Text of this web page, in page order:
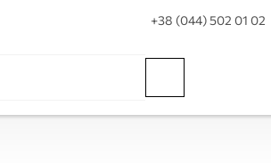
+38 (044) 502 01 02